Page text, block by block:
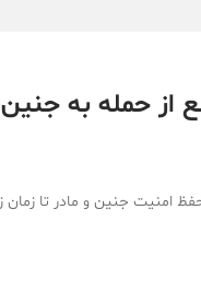
از حمله به
امنیت جنین و مادر تا زمان